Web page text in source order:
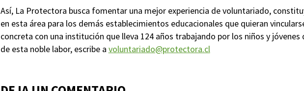
Así, La Protectora busca fomentar una mejor experiencia de voluntariado,
en esta área para los demás establecimientos educacionales que quieran
concreta con una institución que lleva 124 años trabajando por los niños y jóvenes
de esta noble labor, escribe a voluntariado@protectora.cl